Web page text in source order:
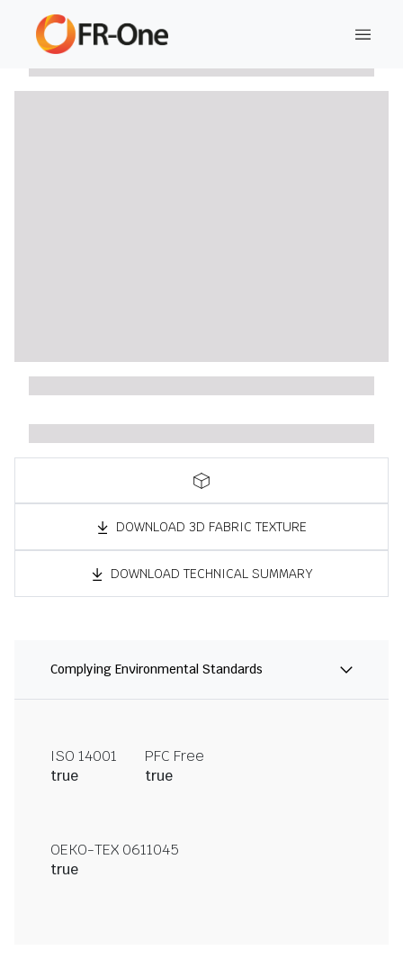
DOWNLOAD 3D FABRIC TEXTURE
DOWNLOAD TECHNICAL SUMMARY
Complying Environmental Standards
ISO 14001
true
PFC Free
true
OEKO-TEX 0611045
true